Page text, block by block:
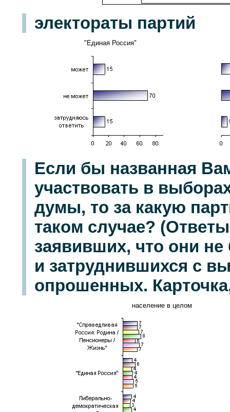
электораты партий
"Единая Россия"
Если бы названная
участвовать в
думы, то за какую
таком случае?
заявивших, что они не
и затруднившихся с
опрошенных.
население в целом